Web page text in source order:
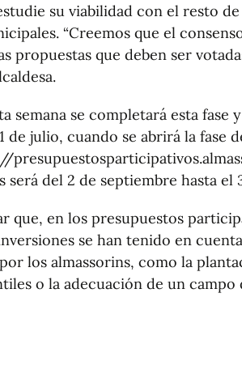
su viabilidad con el resto
“Creemos que el
propuestas que deben ser
semana se completará esta fase
de julio, cuando se abrirá la fase
será del 2 de septiembre hasta el
que, en los presupuestos
se han tenido en
los almassorins, como la
o la adecuación de un